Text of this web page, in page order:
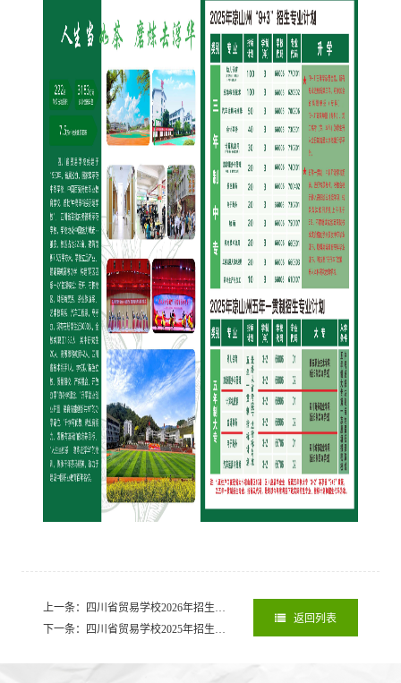
上一条：四川省贸易学校2026年招生简章（内地）
下一条：四川省贸易学校2025年招生简章（内地）
返回列表